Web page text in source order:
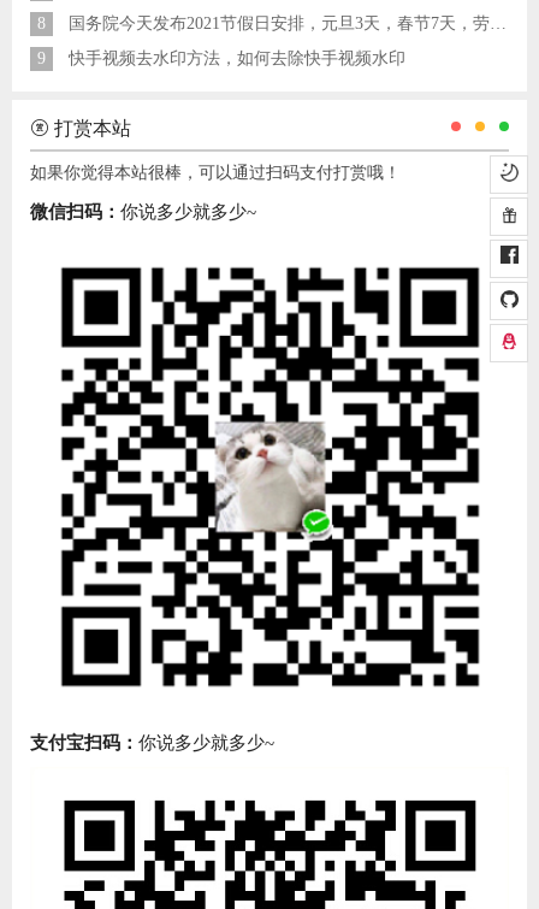
8
国务院今天发布2021节假日安排，元旦3天，春节7天，劳动节5天
9
快手视频去水印方法，如何去除快手视频水印
打赏本站
如果你觉得本站很棒，可以通过扫码支付打赏哦！
微信扫码： 你说多少就多少~
支付宝扫码： 你说多少就多少~